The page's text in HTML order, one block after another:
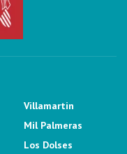
Villamartin
Mil Palmeras
Los Dolses